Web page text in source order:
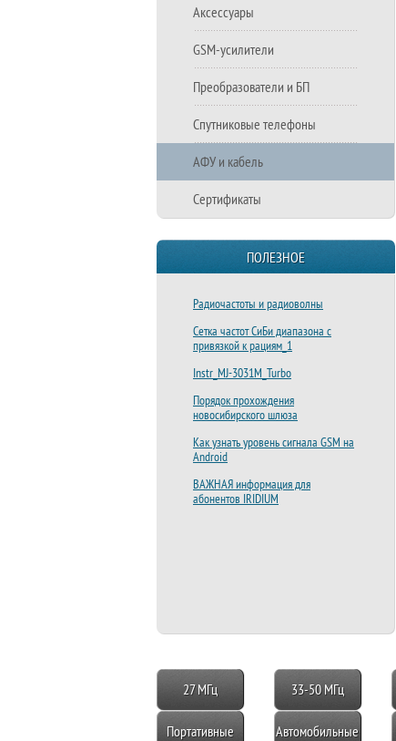
Аксессуары
GSM-усилители
Преобразователи и БП
Спутниковые телефоны
АФУ и кабель
Сертификаты
ПОЛЕЗНОЕ
Радиочастоты и радиоволны
Сетка частот СиБи диапазона с
привязкой к рациям_1
Instr_MJ-3031M_Turbo
Порядок прохождения
новосибирского шлюза
Как узнать уровень сигнала GSM на
Android
ВАЖНАЯ информация для
абонентов IRIDIUM
27 МГц 33-50 МГц
Портативные Автомобильные